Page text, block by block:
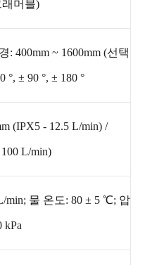
래머블)
: 400mm ~ 1600mm (선택
°, ± 90 °, ± 180 °
(IPX5 - 12.5 L/min) /
L/min)
min; 물 온도: 80 ± 5 ℃; 압
kPa